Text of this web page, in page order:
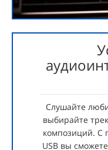
Слушайте
выбирайте
композиций. С
USB вы